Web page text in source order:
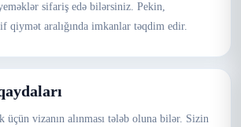
sifariş edə bilərsiniz. Pekin,
qiymət aralığında imkanlar təqdim edir.
üçün vizanın alınması tələb oluna bilər. Sizin